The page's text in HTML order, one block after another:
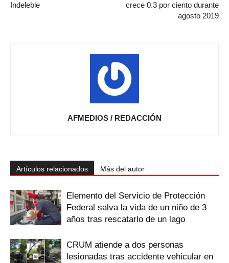
Indeleble
crece 0.3 por ciento durante
agosto 2019
AFMEDIOS / REDACCIÓN
Artículos relacionados Más del autor
Elemento del Servicio de Protección
Federal salva la vida de un niño de 3
años tras rescatarlo de un lago
CRUM atiende a dos personas
lesionadas tras accidente vehicular en